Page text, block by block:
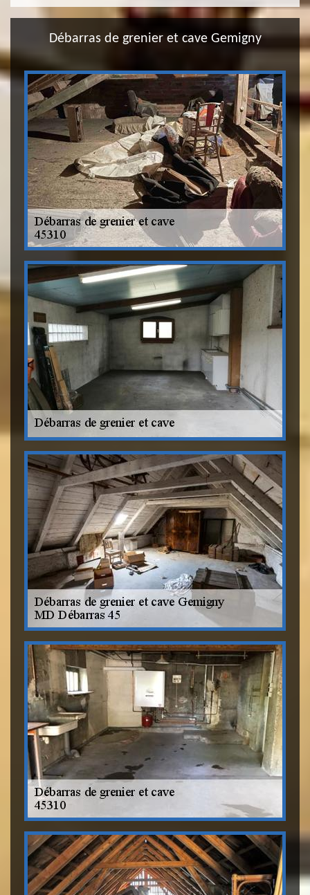
Débarras de grenier et cave Gemigny